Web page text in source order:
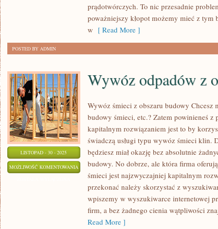
AGREGATU
prądotwórczych. To nic przesadnie
poważniejszy kłopot możemy mieć z
w [ Read More ]
POSTED BY ADMIN
LISTOPAD - 30 - 2025
MOŻLIWOŚĆ KOMENTOWANIA WYWÓZ
ODPADÓW
OBSZARU
PLACU
Wywóz odpadów z
Wywóz śmieci z obszaru budowy Chcesz
budowy śmieci, etc.? Zatem powinieneś z
kapitalnym rozwiązaniem jest to by
świadczą usługi typu wywóz śmieci klin.
będziesz miał okazję bez absolutnie
budowy. No dobrze, ale która firma
śmieci jest najzwyczajniej kapitalnym
przekonać należy skorzystać z
wpiszemy w wyszukiwarce internetowej
firm, a bez żadnego cienia wątpliwości
Read More ]